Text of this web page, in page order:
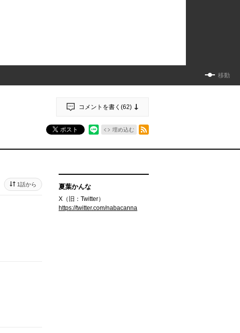
移動
コメントを書く(62)
ポスト 埋め込む
1話から 夏葉かんな
X（旧：Twitter）
https://twitter.com/nabacanna